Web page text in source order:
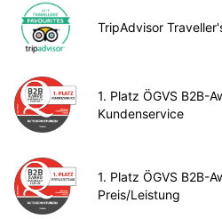
TripAdvisor
1. Platz ÖGVS B2B-
Kundenservice
1. Platz ÖGVS B2B-
Preis/Leistung